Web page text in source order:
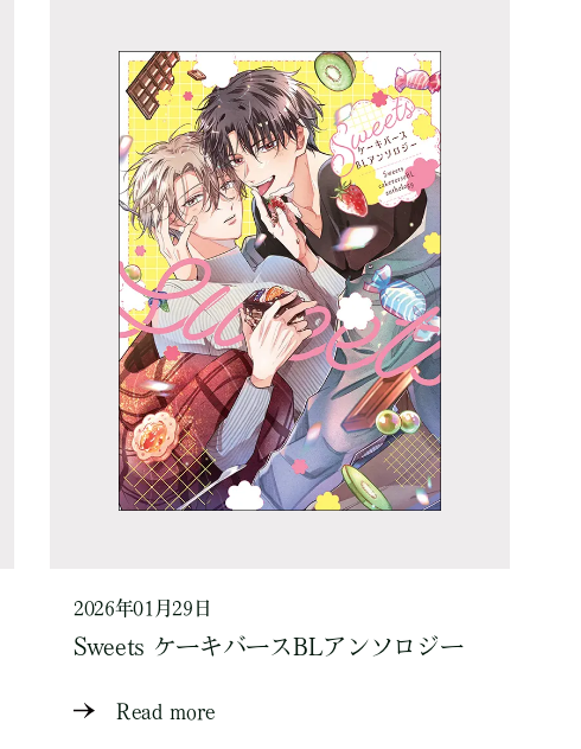
2026年01月29日
Sweets ケーキバースBLアンソロジー
Read more